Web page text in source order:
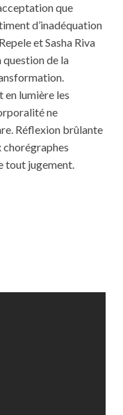
que
d’inadéquation
et Sasha Riva
de la
en lumière les
ne
Réflexion brûlante
chorégraphes
tout jugement.